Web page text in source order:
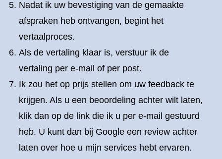
Nadat ik uw bevestiging van de gemaakte
afspraken heb ontvangen, begint het
vertaalproces.
Als de vertaling klaar is, verstuur ik de
vertaling per e-mail of per post.
Ik zou het op prijs stellen om uw feedback te
krijgen. Als u een beoordeling achter wilt laten,
klik dan op de link die ik u per e-mail gestuurd
heb. U kunt dan bij Google een review achter
laten over hoe u mijn services hebt ervaren.